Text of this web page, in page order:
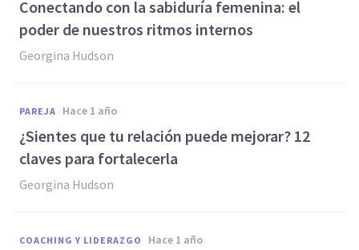
Conectando con la sabiduría femenina: el
poder de nuestros ritmos internos
Georgina Hudson
PAREJA hace 1 año
¿Sientes que tu relación puede mejorar? 12
claves para fortalecerla
Georgina Hudson
COACHING Y LIDERAZGO hace 1 año